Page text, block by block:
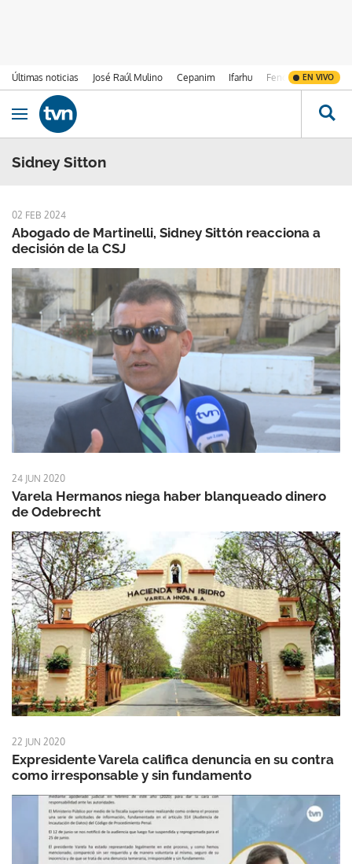
Últimas noticias José Raúl Mulino Cepanim Ifarhu Fenómeno de El
EN VIVO
Ir al contenido
Obrir navegació
Sidney Sitton
02 FEB 2024
Abogado de Martinelli, Sidney Sittón reacciona a
decisión de la CSJ
24 JUN 2020
Varela Hermanos niega haber blanqueado dinero
de Odebrecht
22 JUN 2020
Expresidente Varela califica denuncia en su contra
como irresponsable y sin fundamento